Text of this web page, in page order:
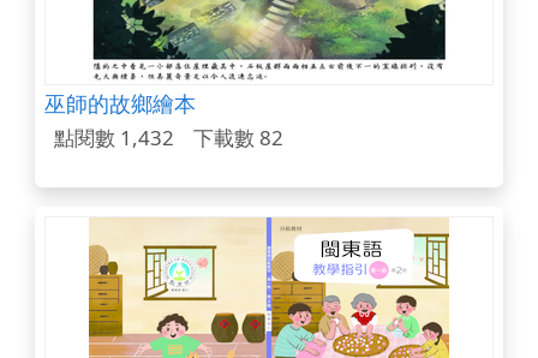
巫師的故鄉繪本
點閱數 1,432 下載數 82